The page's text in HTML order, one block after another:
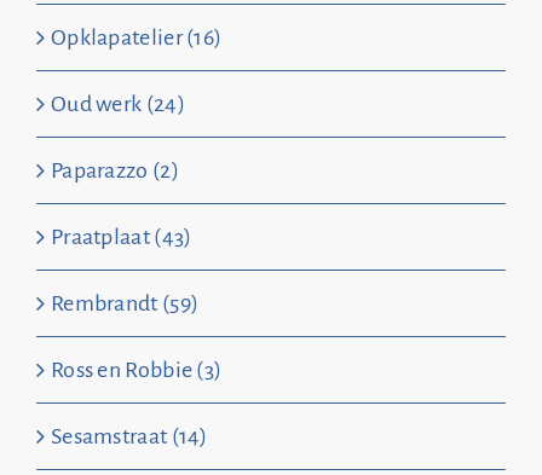
Opklapatelier (16)
Oud werk (24)
Paparazzo (2)
Praatplaat (43)
Rembrandt (59)
Ross en Robbie (3)
Sesamstraat (14)